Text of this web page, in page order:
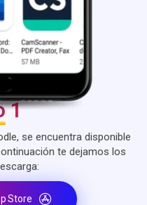
1
se encuentra disponible
te dejamos los
Store